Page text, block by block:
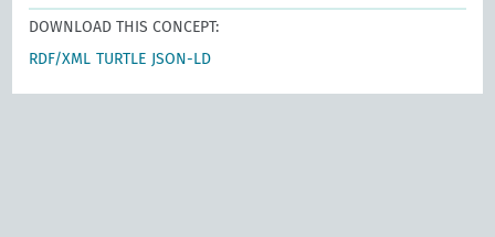
DOWNLOAD THIS CONCEPT:
RDF/XML TURTLE JSON-LD